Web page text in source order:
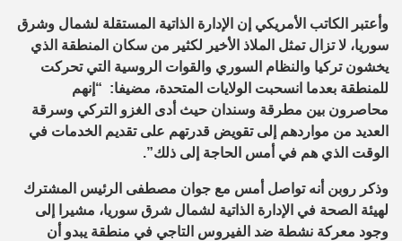
وأعتبر الكاتب الأمريكي إن الإدارة الذاتية المستقلة لشمال وشرق
سوريا، لا تزال تمثل الملاذ الأخير لكثير من سكان المنطقة الذي
يخشون تركيا والنظام السوري والقوات الروسية التي تحركت
للمنطقة بعدما انسحبت الولايات المتحدة، مضيفا: “إنهم
محاصرون بين مطرقة وسندان حيث أدى الغزو التركي وسرقة
العديد من مواردهم إلى تقويض قدرتهم على تقديم الخدمات في
الوقت الذي هم في أمس الحاجة إلى ذلك”.
وذكر روبن أنه تواصل أمس مع جوان مصطفى الرئيس المشترك
لهيئة الصحة في الإدارة الذاتية لشمال شرق سوريا، مشيرا إلى
وجود معركة نشطة ضد الفيروس التاجي في منطقة يبدو أن